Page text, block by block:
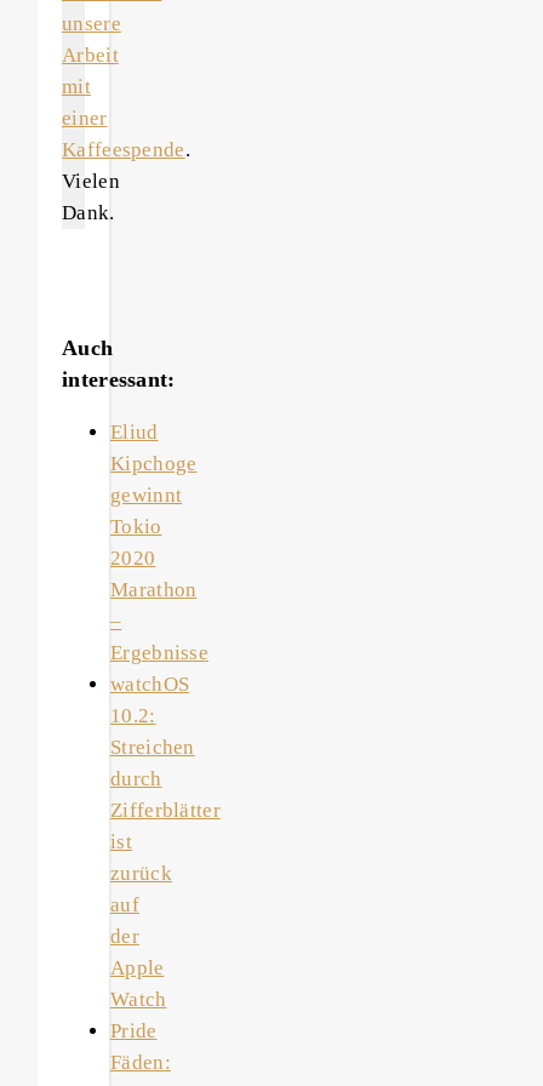
unsere
Arbeit
mit
einer
Kaffeespende.
Vielen
Dank.
Auch
interessant:
Eliud
Kipchoge
gewinnt
Tokio
2020
Marathon
–
Ergebnisse
watchOS
10.2:
Streichen
durch
Zifferblätter
ist
zurück
auf
der
Apple
Watch
Pride
Fäden: